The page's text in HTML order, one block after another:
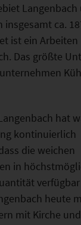
insgesamt ca.
ist ein
Das größte
hat
kontinuierlich
die weichen
in
heute
mit Kirche und